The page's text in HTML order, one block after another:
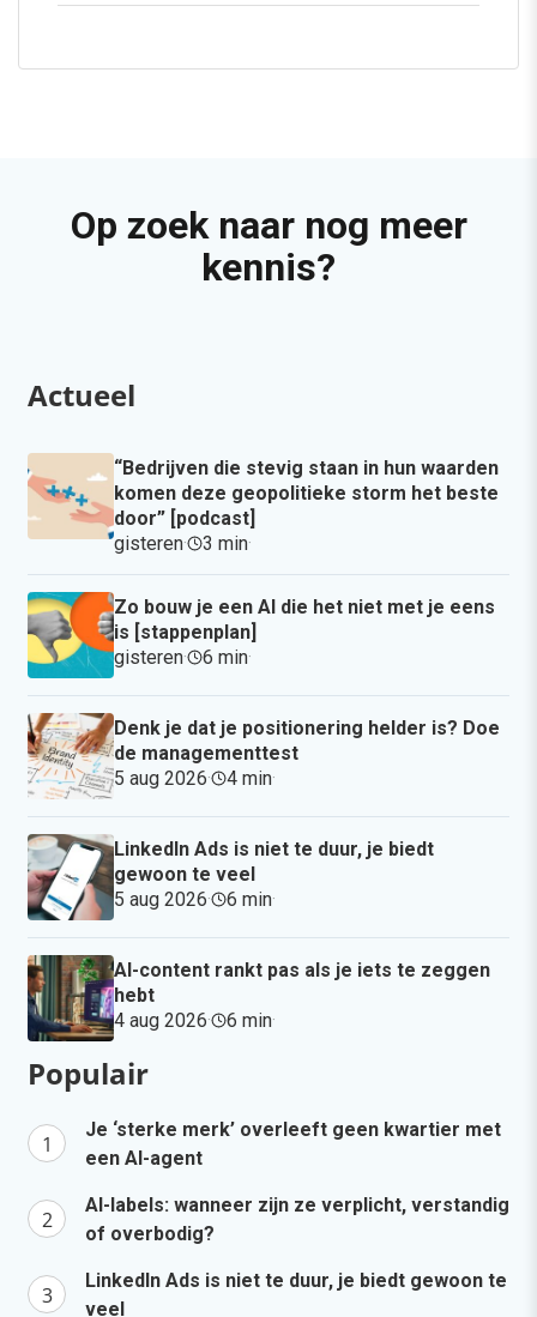
Op zoek naar nog meer
kennis?
Actueel
“Bedrijven die stevig staan in hun waarden
komen deze geopolitieke storm het beste
door” [podcast]
gisteren· 3 min·
Zo bouw je een AI die het niet met je eens
is [stappenplan]
gisteren· 6 min·
Denk je dat je positionering helder is? Doe
de managementtest
5 aug 2026· 4 min·
LinkedIn Ads is niet te duur, je biedt
gewoon te veel
5 aug 2026· 6 min·
AI-content rankt pas als je iets te zeggen
hebt
4 aug 2026· 6 min·
Populair
Je ‘sterke merk’ overleeft geen kwartier met
een AI-agent
AI-labels: wanneer zijn ze verplicht, verstandig
of overbodig?
LinkedIn Ads is niet te duur, je biedt gewoon te
veel